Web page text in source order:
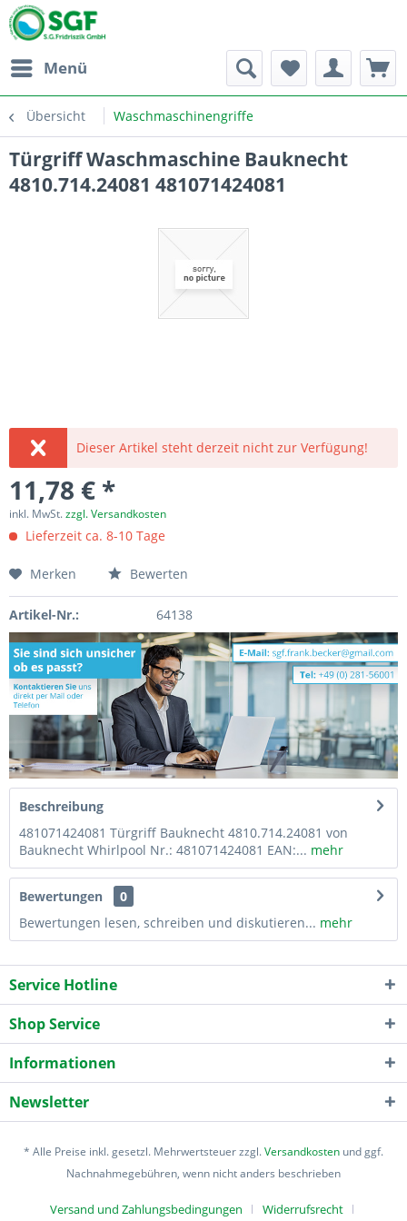
Menü
Übersicht Waschmaschinengriffe
Türgriff Waschmaschine Bauknecht
4810.714.24081 481071424081
Dieser Artikel steht derzeit nicht zur Verfügung!
11,78 € *
inkl. MwSt.zzgl. Versandkosten
Lieferzeit ca. 8-10 Tage
Merken Bewerten
Artikel-Nr.: 64138
Beschreibung
481071424081 Türgriff Bauknecht 4810.714.24081 von
Bauknecht Whirlpool Nr.: 481071424081 EAN:... mehr
Bewertungen
0
Bewertungen lesen, schreiben und diskutieren... mehr
Service Hotline
Shop Service
Informationen
Newsletter
* Alle Preise inkl. gesetzl. Mehrwertsteuer zzgl.Versandkosten und ggf.
Nachnahmegebühren, wenn nicht anders beschrieben
Versand und Zahlungsbedingungen Widerrufsrecht